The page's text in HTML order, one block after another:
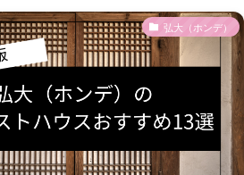
弘大（ホンデ）